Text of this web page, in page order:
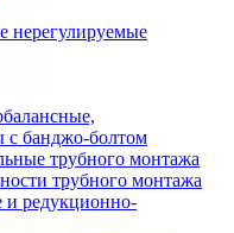
нерегулируемые
банджо-болтом
трубного монтажа
трубного монтажа
и редукционно-